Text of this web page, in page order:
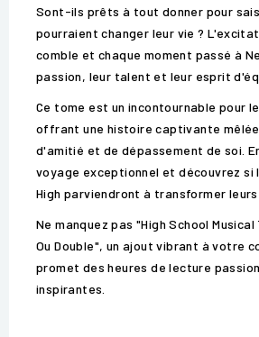
Sont-ils prêts à tout donner pour
pourraient changer leur vie ?
comble et chaque moment passé à
passion, leur talent et leur esprit
Ce tome est un incontournable pour
offrant une histoire captivante
d'amitié et de dépassement de soi.
voyage exceptionnel et découvrez si
High parviendront à transformer
Ne manquez pas "High School
Ou Double", un ajout vibrant à votre
promet des heures de lecture
inspirantes.